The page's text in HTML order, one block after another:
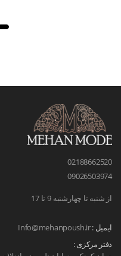
02188662520
09026503974
از شنبه تا چهارشنبه 9 تا 17
ایمیل :Info@mehanpoush.ir
دفتر مرکزی :